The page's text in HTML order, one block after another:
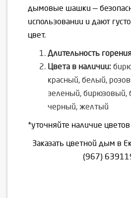
дымовые шашки —
использовании и дают
цвет.
Длительность
Цвета в наличии:
красный, белый,
зеленый, бирюзовый,
черный, желтый
*уточняйте наличие цветов
Заказать цветной дым в
(967)